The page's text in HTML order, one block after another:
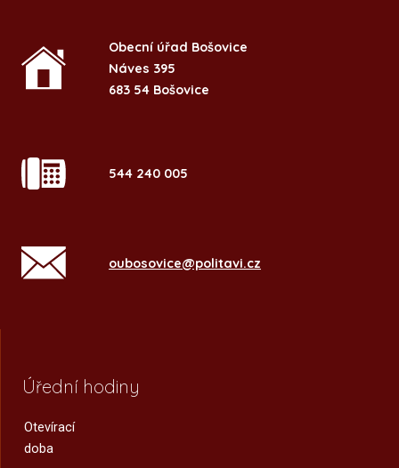
Obecní úřad Bošovice
Náves 395
683 54 Bošovice
544 240 005
oubosovice@politavi.cz
Úřední hodiny
Otevírací
doba